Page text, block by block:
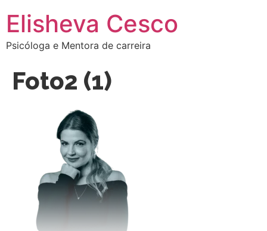
Elisheva Cesco
Psicóloga e Mentora de carreira
Foto2 (1)